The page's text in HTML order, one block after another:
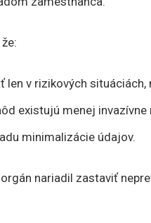
len v rizikových situáciách,
existujú menej invazívne
minimalizácie údajov.
nariadil zastaviť